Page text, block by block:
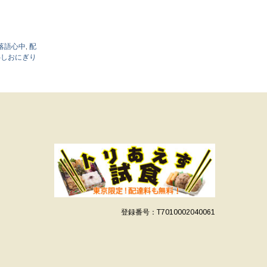
語心中 配
おにぎり
登録番号：T7010002040061